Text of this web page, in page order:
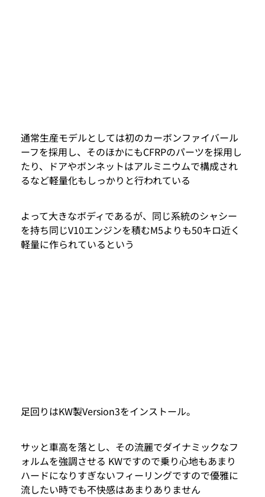
通常生産モデルとしては初のカーボンファイバール
ーフを採用し、そのほかにもCFRPのパーツを採用し
たり、ドアやボンネットはアルミニウムで構成され
るなど軽量化もしっかりと行われている
よって大きなボディであるが、同じ系統のシャシー
を持ち同じV10エンジンを積むM5よりも50キロ近く
軽量に作られているという
足回りはKW製Version3をインストール。
サッと車高を落とし、その流麗でダイナミックなフ
ォルムを強調させる KWですので乗り心地もあまり
ハードになりすぎないフィーリングですので優雅に
流したい時でも不快感はあまりありません